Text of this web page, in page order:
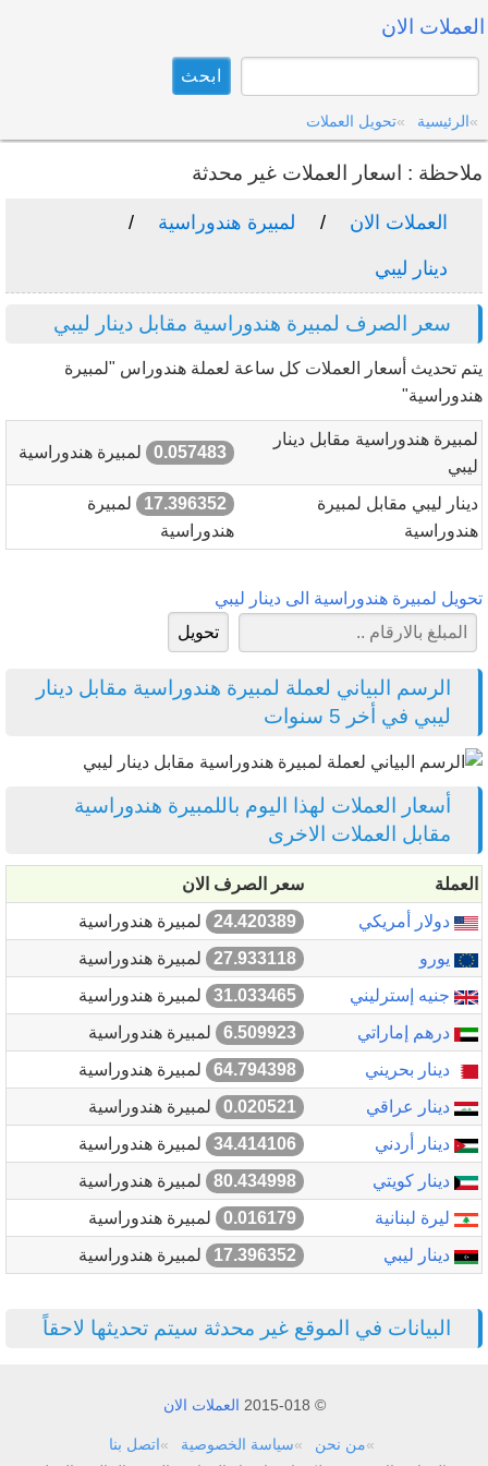
العملات الان
الرئيسية تحويل العملات
ملاحظة : اسعار العملات غير محدثة
العملات الان لمبيرة هندوراسية
دينار ليبي
سعر الصرف لمبيرة هندوراسية مقابل دينار ليبي
يتم تحديث أسعار العملات كل ساعة لعملة هندوراس "لمبيرة
هندوراسية"
لمبيرة هندوراسية مقابل دينار
ليبي
0.057483 لمبيرة هندوراسية
دينار ليبي مقابل لمبيرة
هندوراسية
17.396352
لمبيرة
هندوراسية
تحويل لمبيرة هندوراسية الى دينار ليبي
الرسم البياني لعملة لمبيرة هندوراسية مقابل دينار
ليبي في أخر 5 سنوات
أسعار العملات لهذا اليوم باللمبيرة هندوراسية
مقابل العملات الاخرى
العملة
سعر الصرف الان
دولار أمريكي
24.420389
لمبيرة هندوراسية
يورو
27.933118
لمبيرة هندوراسية
جنيه إسترليني
31.033465
لمبيرة هندوراسية
درهم إماراتي
6.509923
لمبيرة هندوراسية
دينار بحريني
64.794398
لمبيرة هندوراسية
دينار عراقي
0.020521
لمبيرة هندوراسية
دينار أردني
34.414106
لمبيرة هندوراسية
دينار كويتي
80.434998
لمبيرة هندوراسية
ليرة لبنانية
0.016179
لمبيرة هندوراسية
دينار ليبي
17.396352 لمبيرة هندوراسية
البيانات في الموقع غير محدثة سيتم تحديثها لاحقاً
© 2015-018 العملات الان
من نحن سياسة الخصوصية
اتصل بنا